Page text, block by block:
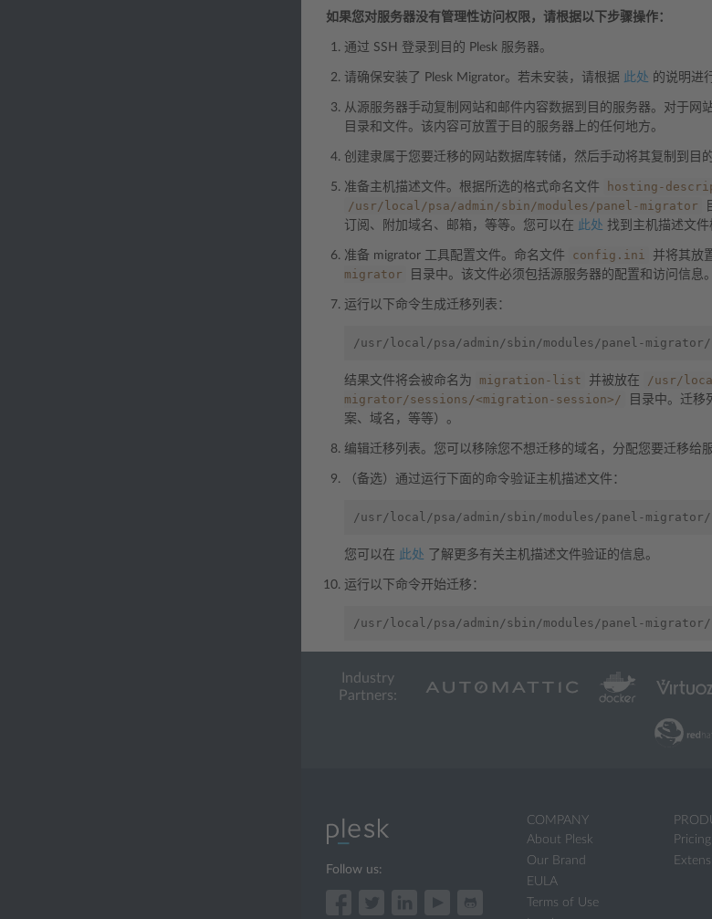
如果您对服务器没有管理性访问权限，请根据以下步骤操作：
通过 SSH 登录到目的 Plesk 服务器。
请确保安装了 Plesk Migrator。若未安装，请根据 此处 的说明进
从源服务器手动复制网站和邮件内容数据到目的服务器。对于
目录和文件。该内容可放置于目的服务器上的任何地方。
创建隶属于您要迁移的网站数据库转储，然后手动将其复制到目
准备主机描述文件。根据所选的格式命名文件 hosting-
/usr/local/psa/admin/sbin/modules/panel-migrator
订阅、附加域名、邮箱，等等。您可以在
此处 找到主机描述文件
准备 migrator 工具配置文件。命名文件 config.ini 并将其放
migrator
目录中。该文件必须包括源服务器的配置和访问信息
运行以下命令生成迁移列表：
/usr/local/psa/admin/sbin/modules/panel-
结果文件将会被命名为 migration-list 并被放在
/usr/
migrator/sessions/<migration-session>/
目录中。迁移
案、域名，等等）。
编辑迁移列表。您可以移除您不想迁移的域名，分配您要迁移给
（备选）通过运行下面的命令验证主机描述文件：
/usr/local/psa/admin/sbin/modules/panel-
您可以在 此处 了解更多有关主机描述文件验证的信息。
运行以下命令开始迁移：
/usr/local/psa/admin/sbin/modules/panel-
Industry
Partners:
Follow us:
COMPANY
About Plesk
Our Brand
EULA
Terms of Use
Pricing